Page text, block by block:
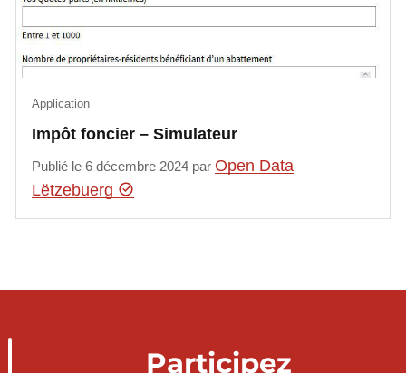
Impôt foncier – Simulateur
Application
Publié le 6 décembre 2024 parOpen Data
Lëtzebuerg
Participez